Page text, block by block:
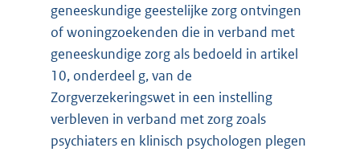
geneeskundige geestelijke zorg ontvingen
of woningzoekenden die in verband met
geneeskundige zorg als bedoeld in artikel
10, onderdeel g, van de
Zorgverzekeringswet in een instelling
verbleven in verband met zorg zoals
psychiaters en klinisch psychologen plegen